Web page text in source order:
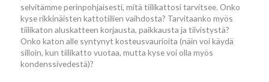
selvitämme perinpohjaisesti, mitä tiilikattosi tarvitsee. Onko
kyse rikkinäisten kattotiilien vaihdosta? Tarvitaanko myös
tiilikaton aluskatteen korjausta, paikkausta ja tiivistystä?
Onko katon alle syntynyt kosteusvaurioita (näin voi käydä
silloin, kun tiilikatto vuotaa, mutta kyse voi olla myös
kondenssivedestä)?